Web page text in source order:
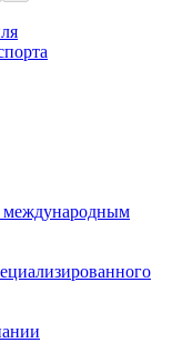
международным